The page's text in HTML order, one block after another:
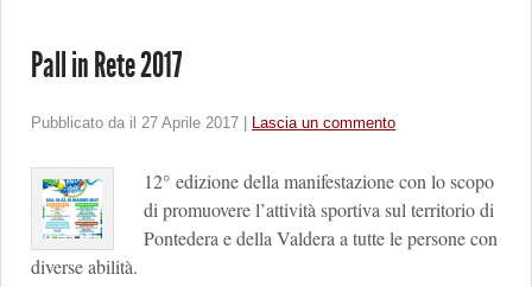
Pall in Rete 2017
Pubblicato da il 27 Aprile 2017 Lascia un commento
12° edizione della manifestazione con lo scopo
di promuovere l’attività sportiva sul territorio di
Pontedera e della Valdera a tutte le persone con
diverse abilità.